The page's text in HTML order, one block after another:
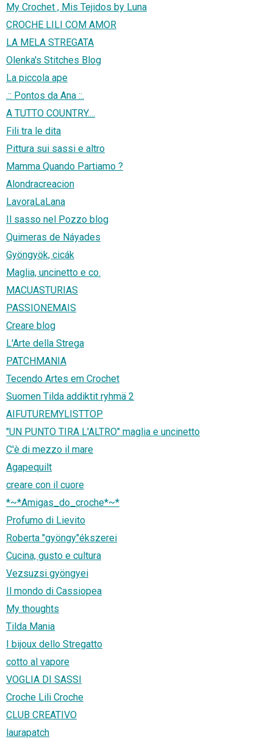
My Crochet , Mis Tejidos by Luna
CROCHE LILI COM AMOR
LA MELA STREGATA
Olenka's Stitches Blog
La piccola ape
.:: Pontos da Ana ::.
A TUTTO COUNTRY....
Fili tra le dita
Pittura sui sassi e altro
Mamma Quando Partiamo ?
Alondracreacion
LavoraLaLana
Il sasso nel Pozzo blog
Quimeras de Náyades
Gyöngyök, cicák
Maglia, uncinetto e co.
MACUASTURIAS
PASSIONEMAIS
Creare blog
L'Arte della Strega
PATCHMANIA
Tecendo Artes em Crochet
Suomen Tilda addiktit ryhmä 2
AIFUTUREMYLISTTOP
"UN PUNTO TIRA L'ALTRO" maglia e uncinetto
C'è di mezzo il mare
Agapequilt
creare con il cuore
*~*Amigas_do_croche*~*
Profumo di Lievito
Roberta "gyöngy"ékszerei
Cucina, gusto e cultura
Vezsuzsi gyöngyei
Il mondo di Cassiopea
My thoughts
Tilda Mania
I bijoux dello Stregatto
cotto al vapore
VOGLIA DI SASSI
Croche Lili Croche
CLUB CREATIVO
laurapatch